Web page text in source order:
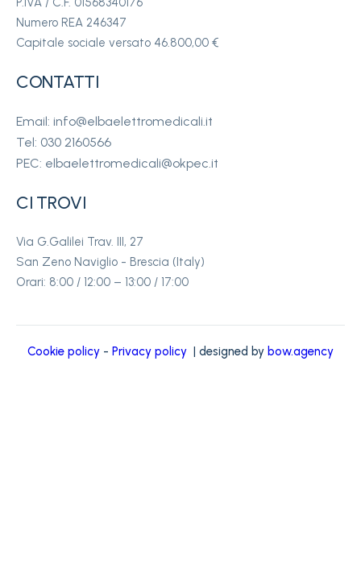
Numero REA 246347
Capitale sociale versato 46.800,00 €
CONTATTI
Email: info@elbaelettromedicali.it
Tel: 030 2160566
PEC: elbaelettromedicali@okpec.it
CI TROVI
Via G.Galilei Trav. III, 27
San Zeno Naviglio - Brescia (Italy)
Orari: 8:00 / 12:00 – 13:00 / 17:00
Cookie policy - Privacy policy | designed by bow.agency